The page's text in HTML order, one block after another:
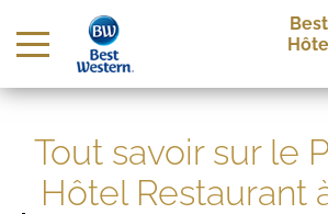
Tout savoir sur le
Hôtel Restaurant